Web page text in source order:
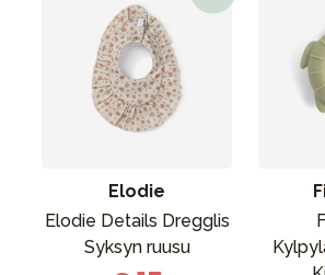
Elodie
Elodie Details Dregglis
Syksyn ruusu